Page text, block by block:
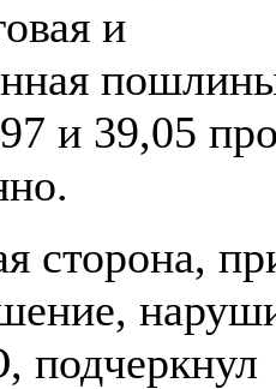
и
и 39,05
сторона,
подчеркнул